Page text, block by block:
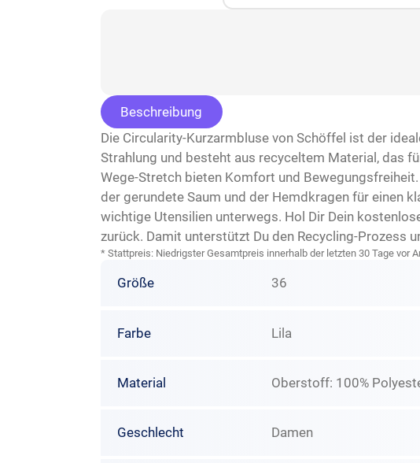
Beschreibung
Die Circularity-Kurzarmbluse von Schöffel ist der
Strahlung und besteht aus recyceltem Material, das
Wege-Stretch bieten Komfort und
der gerundete Saum und der Hemdkragen für einen
wichtige Utensilien unterwegs. Hol Dir Dein
zurück. Damit unterstützt Du den Recycling-Prozess
* Stattpreis: Niedrigster Gesamtpreis innerhalb der letzten 30 Tage vor
Größe 36
Farbe Lila
Material Oberstoff: 100%
Geschlecht Damen